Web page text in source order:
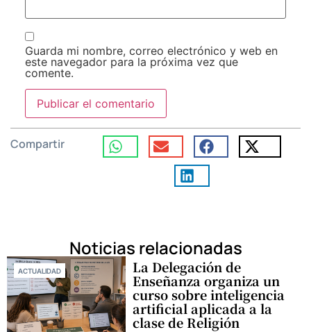
Guarda mi nombre, correo electrónico y web en
este navegador para la próxima vez que
comente.
Compartir
Noticias relacionadas
ACTUALIDAD La Delegación de
Enseñanza organiza un
curso sobre inteligencia
artificial aplicada a la
clase de Religión